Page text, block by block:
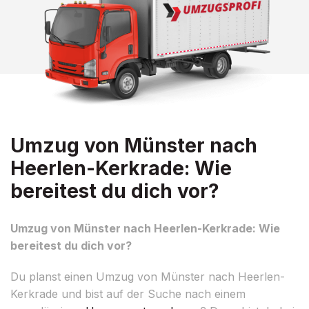
Umzug von Münster nach
Heerlen-Kerkrade: Wie
bereitest du dich vor?
Umzug von Münster nach Heerlen-Kerkrade: Wie
bereitest du dich vor?
Du planst einen Umzug von Münster nach Heerlen-
Kerkrade und bist auf der Suche nach einem